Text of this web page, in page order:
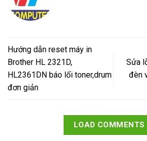
Hướng dẫn reset máy in
Brother HL 2321D,
HL2361DN báo lổi toner,drum
đơn giản
Sửa
đèn
LOAD COMMENTS